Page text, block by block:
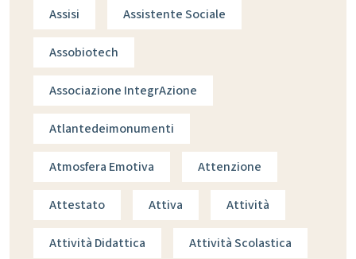
Assisi Assistente Sociale
Assobiotech
Associazione IntegrAzione
Atlantedeimonumenti
Atmosfera Emotiva Attenzione
Attestato Attiva Attività
Attività Didattica Attività Scolastica